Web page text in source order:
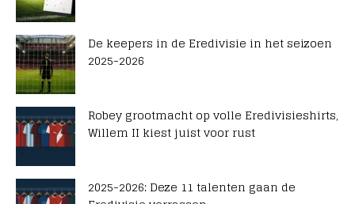
De keepers in de Eredivisie in het seizoen
2025-2026
Robey grootmacht op volle Eredivisieshirts,
Willem II kiest juist voor rust
2025-2026: Deze 11 talenten gaan de